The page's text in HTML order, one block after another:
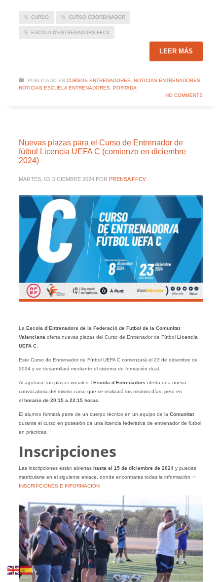
CURSO CURSO COORDINADOR
ESCOLA D'ENTRENADORS FFCV
LEER MÁS
PUBLICADO EN CURSOS ENTRENADORES, NOTICIAS ENTRENADORES,
NOTICIAS ESCUELA ENTRENADORES, PORTADA
NO COMMENTS
Nuevas plazas para el Curso de Entrenador de
fútbol Licencia UEFA C (comienzo en diciembre
2024)
MARTES, 03 DICIEMBRE 2024 POR PRENSA FFCV
La Escola d’Entrenadors de la Federació de Futbol de la Comunitat
Valencianaoferta nuevas plazas del Curso de Entrenador de Fútbol Licencia
UEFA C.
Este Curso de Entrenador de Fútbol UEFA C comenzará el 23 de diciembre de
2024 y se desarrollará mediante el sistema de formación dual.
Al agotarse las plazas iniciales, l’Escola d’Entrenadors oferta una nueva
convocatoria del mismo curso que se realizará los mismos días, pero en
el horario de 20:15 a 22:15 horas.
El alumno formará parte de un cuerpo técnico en un equipo de la Comunitat
durante el curso en posesión de una licencia federativa de entrenador de fútbol
en prácticas.
Inscripciones
Las inscripciones están abiertas hasta el 15 de diciembre de 2024y puedes
matricularte en el siguiente enlace, donde encontrarás todas la información ☞
INSCRIPCIONES E INFORMACIÓN